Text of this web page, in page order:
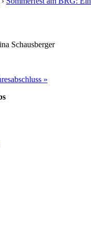
Schausberger
»